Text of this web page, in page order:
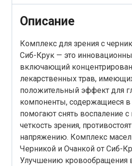
Описание
Комплекс для зрения с
Сиб-Крук — это
включающий
лекарственных трав,
положительный эффект для
компоненты, содержащиеся в
помогают снять воспаление с
четкость зрения,
напряжению. Комплекс масел
Черникой и Очанкой от Сиб-
Улучшению кровообращения в